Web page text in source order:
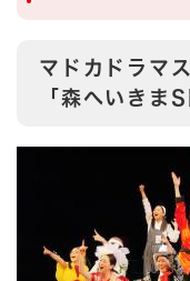
マドカドラマ
「森へいきま